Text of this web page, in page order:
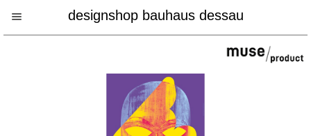
designshop bauhaus dessau